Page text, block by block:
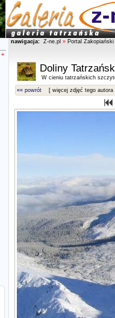
»
nawigacja: Z-ne.pl » Portal Zakopiański
Doliny
W cieniu tatrzańskich
«« powrót [ więcej zdjęć tego autora